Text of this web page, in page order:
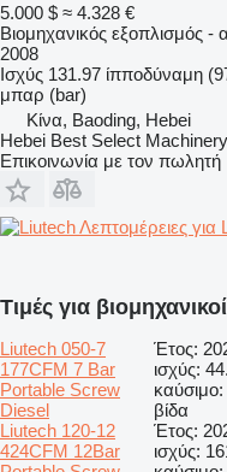
5.000 $ ≈ 4.328 €
Βιομηχανικός εξοπλισμός -
2008
Ισχύς 131.97 ίπποδύναμη
μπαρ (bar)
Κίνα, Baoding, Hebei
Hebei Best Select
Επικοινωνία με τον πωλητή
Λεπτομέρειες για
Τιμές για
Liutech 050-7
177CFM 7 Bar
Portable Screw
Diesel
Έτος:
ισχύς:
βίδα
Liutech 120-12
424CFM 12Bar
Έτος:
ισχύς: